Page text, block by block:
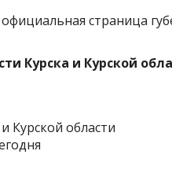
страница
Курска и Курской
Курской области